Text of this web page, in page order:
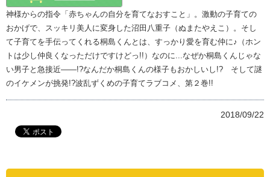
神様からの指令「赤ちゃんの自分を育てなおすこと」。激動の子育ての
おかげで、スッキリ美人に変身した沼田八重子（ぬまたやえこ）。そし
て子育てを手伝ってくれる桐島くんとは、すっかり愛を育む仲に♪（ホン
トは少し仲良くなっただけですけどっ!!）なのに...なぜか桐島くんじゃな
い男子と急接近――!?なんだか桐島くんの様子もおかしいし!? そして謎
のイケメンが挑発!?波乱ずくめの子育てラブコメ、第２巻!!
2018/09/22